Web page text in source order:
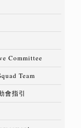
Committee
Team
會指引